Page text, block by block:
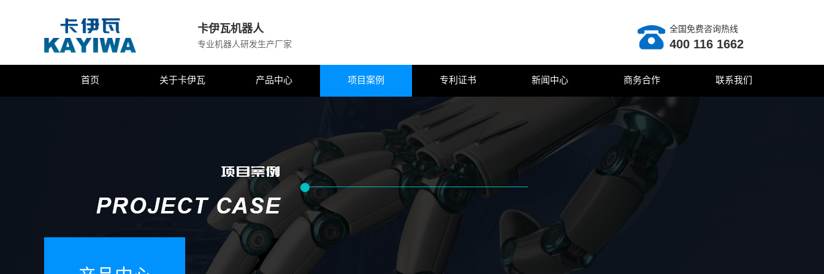
卡伊瓦机器人
专业机器人研发生产厂家
全国免费咨询热线
400 116 1662
首页 关于卡伊瓦 产品中心 项目案例 专利证书 新闻中心 商务合作 联系我们